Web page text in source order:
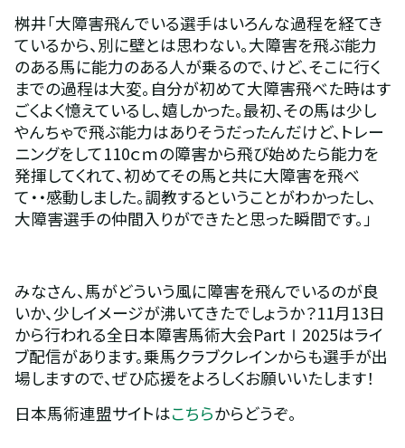
桝井「大障害飛んでいる選手はいろんな過程を経てき
ているから、別に壁とは思わない。大障害を飛ぶ能力
のある馬に能力のある人が乗るので、けど、そこに行く
までの過程は大変。自分が初めて大障害飛べた時はす
ごくよく憶えているし、嬉しかった。最初、その馬は少し
やんちゃで飛ぶ能力はありそうだったんだけど、トレー
ニングをして110ｃｍの障害から飛び始めたら能力を
発揮してくれて、初めてその馬と共に大障害を飛べ
て・・感動しました。調教するということがわかったし、
大障害選手の仲間入りができたと思った瞬間です。」
みなさん、馬がどういう風に障害を飛んでいるのが良
いか、少しイメージが沸いてきたでしょうか？11月13日
から行われる全日本障害馬術大会PartⅠ2025はライ
ブ配信があります。乗馬クラブクレインからも選手が出
場しますので、ぜひ応援をよろしくお願いいたします！
日本馬術連盟サイトはこちらからどうぞ。